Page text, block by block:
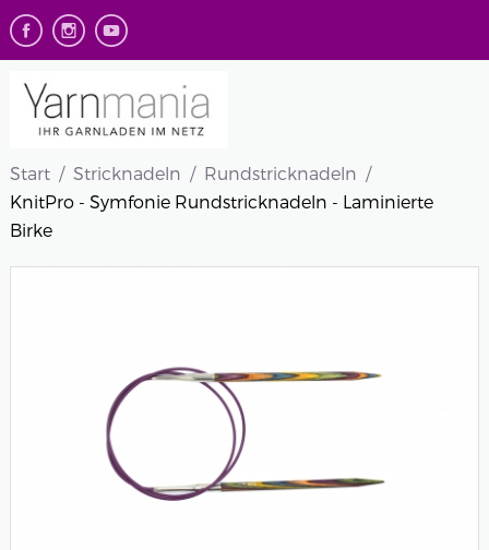
Start Stricknadeln
Rundstricknadeln
KnitPro - Symfonie Rundstricknadeln - Laminierte
Birke